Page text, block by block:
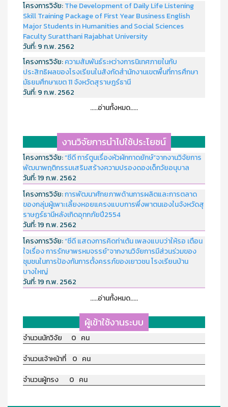
โครงการวิจัย:The Development of Daily Life Listening
Skill Training Package of First Year Business English
Major Students in Humanities and Social Sciences
Faculty Suratthani Rajabhat University
วันที่:9 ก.พ. 2562
โครงการวิจัย:ความสัมพันธ์ระหว่างการนิเทศภายในกับ
ประสิทธิผลของโรงเรียนในสังกัดสำนักงานเขตพื้นที่การศึกษา
มัธยมศึกษาเขต 11 จังหวัดสุราษฎร์ธานี
วันที่:9 ก.พ. 2562
.....อ่านทั้งหมด.....
งานวิจัยการนำไปใช้ประโยชน์
โครงการวิจัย:“ซีดี การ์ตูนเรื่องหัวผักกาดยักษ์”จากงานวิจัยการ
พัฒนาพฤติกรรมเสริมสร้างความปรองดองเด็กวัยอนุบาล
วันที่:19 ก.พ. 2562
โครงการวิจัย:การพัฒนาศักยภาพด้านการผลิตและการตลาด
ของกลุ่มผู้เพาะเลี้ยงหอยแครงแบบการพึ่งพาตนเองในจังหวัดสุ
ราษฏร์ธานีหลังเกิดอุทกภัยปี2554
วันที่:19 ก.พ. 2562
โครงการวิจัย:“ซีดี แสดงการคิดท่าเต้น เพลงแบบว่าให้รอ เตือน
ใจเรื่อง การรักษาพรหมจรรย์”จากงานวิจัยการมีส่วนร่วมของ
ชุมชนในการป้องกันการตั้งครรภ์ของเยาวชน โรงเรียนบ้าน
บางใหญ่
วันที่:19 ก.พ. 2562
.....อ่านทั้งหมด.....
ผู้เข้าใช้งานระบบ
จำนวนนักวิจัย 0 คน
จำนวนเจ้าหน้าที่ 0 คน
จำนวนผู้ทรง 0 คน